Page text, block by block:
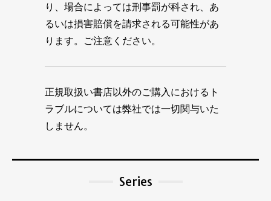
り、場合によっては刑事罰が科され、あ
るいは損害賠償を請求される可能性があ
ります。ご注意ください。
正規取扱い書店以外のご購入におけるト
ラブルについては弊社では一切関与いた
しません。
Series